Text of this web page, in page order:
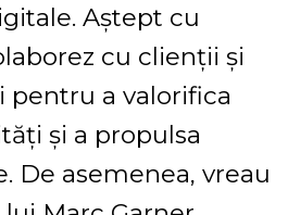
Aștept cu
cu clienții și
pentru a valorifica
și a propulsa
De asemenea, vreau